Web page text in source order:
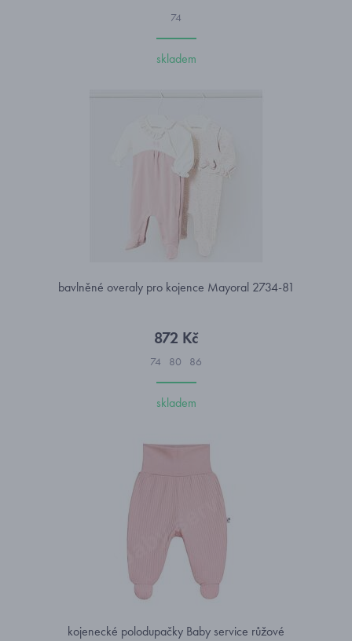
74
skladem
bavlněné overaly pro kojence Mayoral 2734-81
872 Kč
74 80 86
skladem
kojenecké polodupačky Baby service růžové